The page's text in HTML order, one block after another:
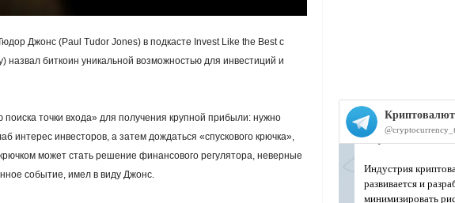
Джонс (Paul Tudor Jones) в подкасте Invest Like the Best с
назвал биткоин уникальной возможностью для инвестиций и
поиска точки входа» для получения крупной прибыли: нужно
интерес инвесторов, а затем дождаться «спускового крючка»,
может стать решение финансового регулятора, неверные
событие, имел в виду Джонс.